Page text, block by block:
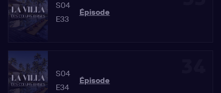
S04
E33
Épisode
S04
E34
Épisode